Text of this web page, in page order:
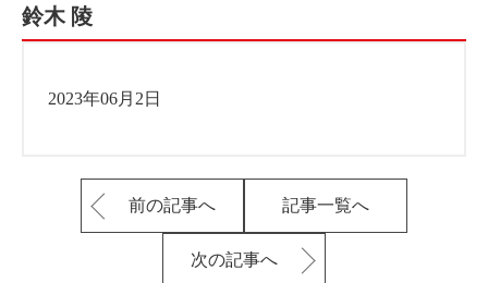
鈴木 陵
2023年06月2日
前の記事へ 記事一覧へ
次の記事へ